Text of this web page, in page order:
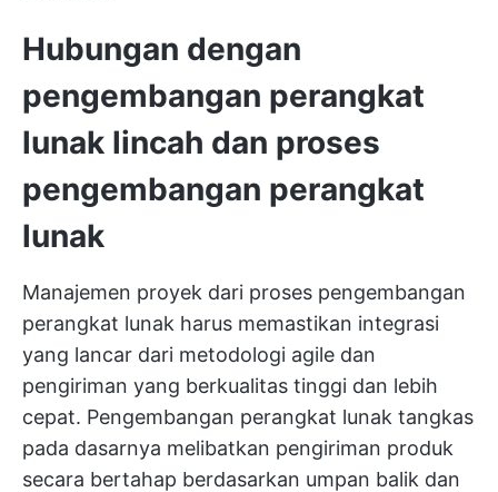
Hubungan dengan
pengembangan perangkat
lunak lincah dan proses
pengembangan perangkat
lunak
Manajemen proyek dari proses pengembangan
perangkat lunak harus memastikan integrasi
yang lancar dari metodologi agile dan
pengiriman yang berkualitas tinggi dan lebih
cepat. Pengembangan perangkat lunak tangkas
pada dasarnya melibatkan pengiriman produk
secara bertahap berdasarkan umpan balik dan